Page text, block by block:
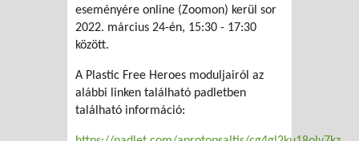
eseményére online (Zoomon) kerül sor
2022. március 24-én, 15:30 - 17:30
között.
A Plastic Free Heroes moduljairól az
alábbi linken található padletben
található információ: